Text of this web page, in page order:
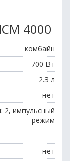
4000
комбайн
700 Вт
2.3 л
нет
2, импульсный
режим
нет